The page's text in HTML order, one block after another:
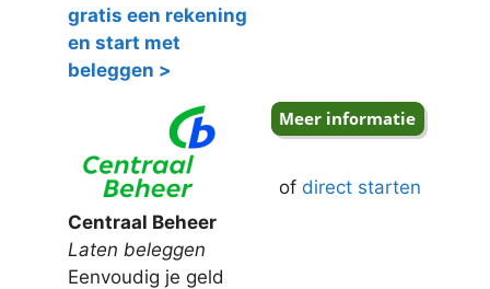
gratis een rekening
en start met
beleggen >
Centraal Beheer
Laten beleggen
Eenvoudig je geld
of direct starten